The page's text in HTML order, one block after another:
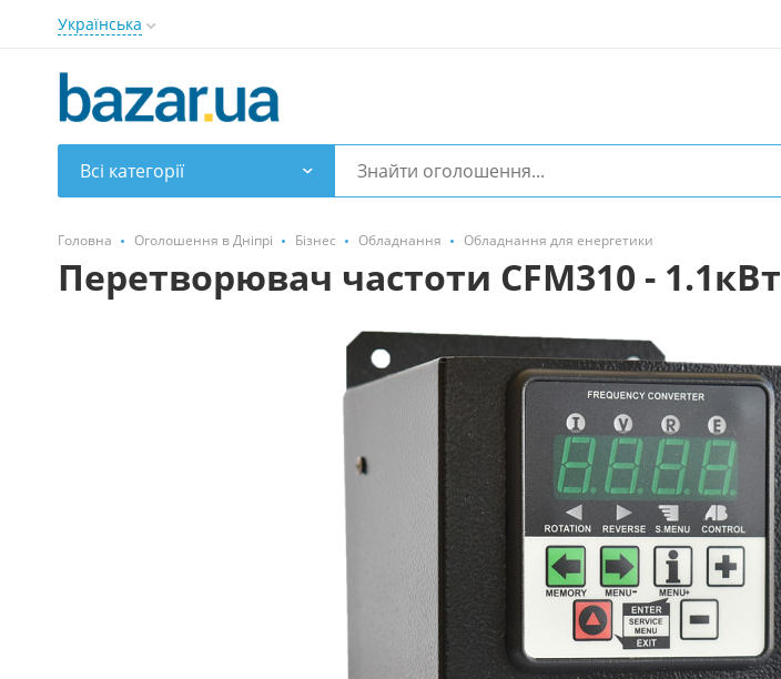
Українська
Всі категорії
Головна Оголошення в Дніпрі Бізнес Обладнання Обладнання для енергетики
Перетворювач частоти CFM310 - 1.1кВт